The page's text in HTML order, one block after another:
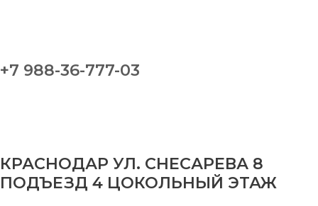
+7 988-36-777-03
КРАСНОДАР УЛ. СНЕСАРЕВА 8
ПОДЪЕЗД 4 ЦОКОЛЬНЫЙ ЭТАЖ